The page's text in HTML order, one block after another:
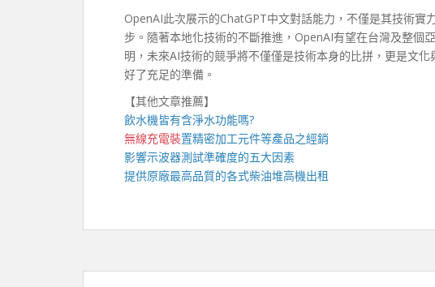
OpenAI此次展示的ChatGPT中文對話能力，不僅是其技術實
步。隨著本地化技術的不斷推進，OpenAI有望在台灣及整個
明，未來AI技術的競爭將不僅僅是技術本身的比拼，更是文
好了充足的準備。
【其他文章推薦】
飲水機皆有含淨水功能嗎?
無線充電裝置精密加工元件等產品之經銷
影響示波器測試準確度的五大因素
提供原廠最高品質的各式柴油堆高機出租